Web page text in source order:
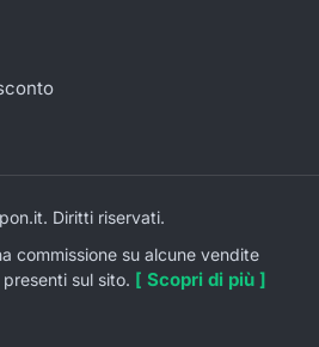
Diritti riservati.
commissione su alcune vendite
sul sito. [ Scopri di più ]